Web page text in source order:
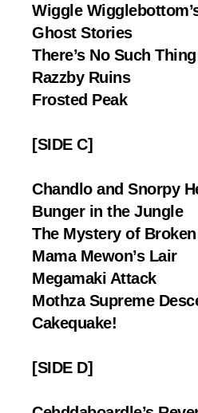
Wiggle
Ghost Stories
There’s No Such
Razzby Ruins
Frosted Peak
[SIDE C]
Chandlo and Snorpy
Bunger in the Jungle
The Mystery of
Mama Mewon’s Lair
Megamaki Attack
Mothza Supreme
Cakequake!
[SIDE D]